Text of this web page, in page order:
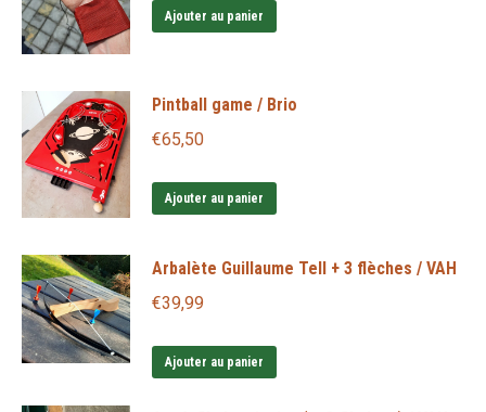
Ajouter au panier
Pintball game / Brio
€65,50
Ajouter au panier
Arbalète Guillaume Tell + 3 flèches / VAH
€39,99
Ajouter au panier